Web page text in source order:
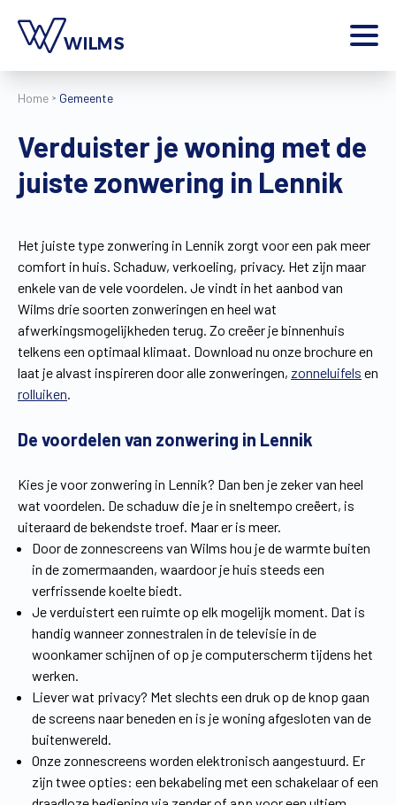
Home
Producten
Inspiratie
Contact
Extra
Wilms World
NL
Home Gemeente
Verduister je woning met de
juiste zonwering in Lennik
Het juiste type zonwering in Lennik zorgt voor een pak meer
comfort in huis. Schaduw, verkoeling, privacy. Het zijn maar
enkele van de vele voordelen. Je vindt in het aanbod van
Wilms drie soorten zonweringen en heel wat
afwerkingsmogelijkheden terug. Zo creëer je binnenhuis
telkens een optimaal klimaat. Download nu onze brochure en
laat je alvast inspireren door alle zonweringen, zonneluifels en
rolluiken.
De voordelen van zonwering in Lennik
Kies je voor zonwering in Lennik? Dan ben je zeker van heel
wat voordelen. De schaduw die je in sneltempo creëert, is
uiteraard de bekendste troef. Maar er is meer.
Door de zonnescreens van Wilms hou je de warmte buiten
in de zomermaanden, waardoor je huis steeds een
verfrissende koelte biedt.
Je verduistert een ruimte op elk mogelijk moment. Dat is
handig wanneer zonnestralen in de televisie in de
woonkamer schijnen of op je computerscherm tijdens het
werken.
Liever wat privacy? Met slechts een druk op de knop gaan
de screens naar beneden en is je woning afgesloten van de
buitenwereld.
Onze zonnescreens worden elektronisch aangestuurd. Er
zijn twee opties: een bekabeling met een schakelaar of een